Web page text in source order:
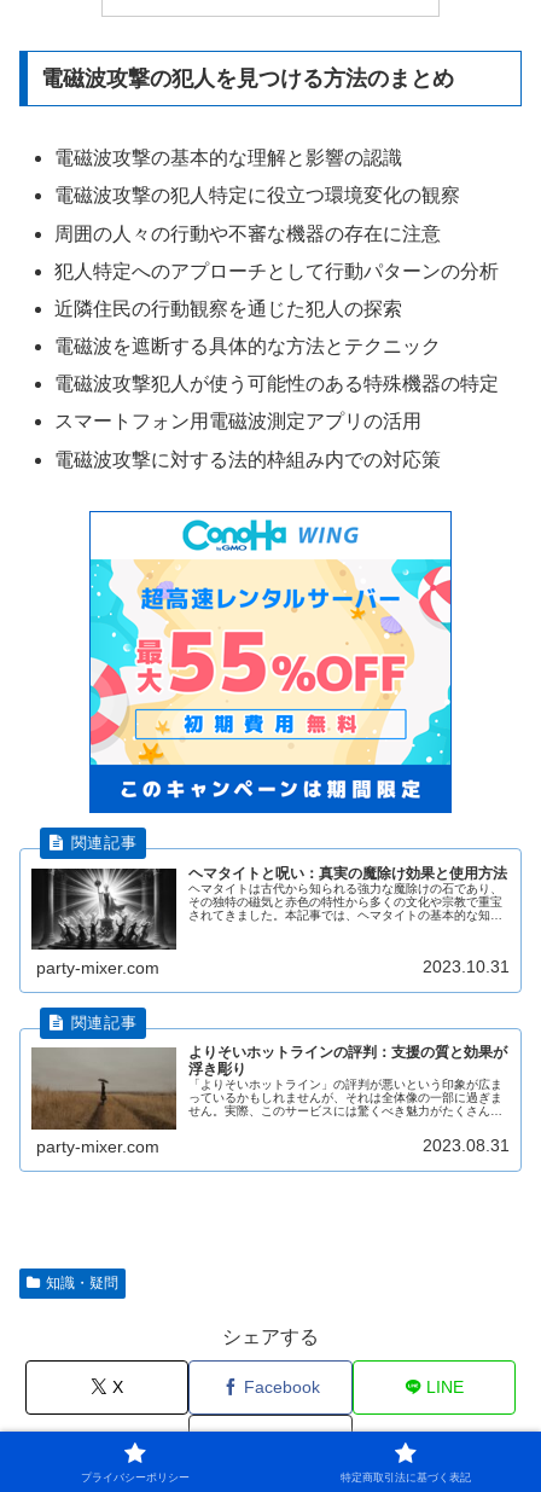
電磁波攻撃の犯人を見つける方法のまとめ
電磁波攻撃の基本的な理解と影響の認識
電磁波攻撃の犯人特定に役立つ環境変化の観察
周囲の人々の行動や不審な機器の存在に注意
犯人特定へのアプローチとして行動パターンの分析
近隣住民の行動観察を通じた犯人の探索
電磁波を遮断する具体的な方法とテクニック
電磁波攻撃犯人が使う可能性のある特殊機器の特定
スマートフォン用電磁波測定アプリの活用
電磁波攻撃に対する法的枠組み内での対応策
ヘマタイトと呪い：真実の魔除け効果と使用方法
ヘマタイトは古代から知られる強力な魔除けの石であり、
その独特の磁気と赤色の特性から多くの文化や宗教で重宝
されてきました。本記事では、ヘマタイトの基本的な知識
party-mixer.com 2023.10.31
よりそいホットラインの評判：支援の質と効果が
浮き彫り
「よりそいホットライン」の評判が悪いという印象が広ま
っているかもしれませんが、それは全体像の一部に過ぎま
せん。実際、このサービスには驚くべき魅力がたくさんあ
party-mixer.com 2023.08.31
知識・疑問
シェアする
X Facebook LINE
プライバシーポリシー 特定商取引法に基づく表記